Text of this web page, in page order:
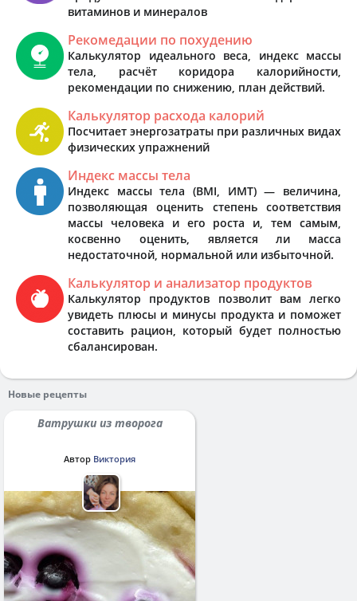
витаминов и минералов
Рекомедации по похудению
Калькулятор идеального веса, индекс массы
тела, расчёт коридора калорийности,
рекомендации по снижению, план действий.
Калькулятор расхода калорий
Посчитает энергозатраты при различных видах
физических упражнений
Индекс массы тела
Индекс массы тела (BMI, ИМТ) — величина,
позволяющая оценить степень соответствия
массы человека и его роста и, тем самым,
косвенно оценить, является ли масса
недостаточной, нормальной или избыточной.
Калькулятор и анализатор продуктов
Калькулятор продуктов позволит вам легко
увидеть плюсы и минусы продукта и поможет
составить рацион, который будет полностью
сбалансирован.
Новые рецепты
Ватрушки из творога
Автор Виктория